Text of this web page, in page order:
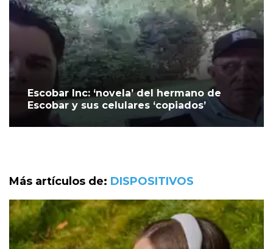
Escobar Inc: ‘novela’ del hermano de
Escobar y sus celulares ‘copiados’
Más artículos de: DISPOSITIVOS